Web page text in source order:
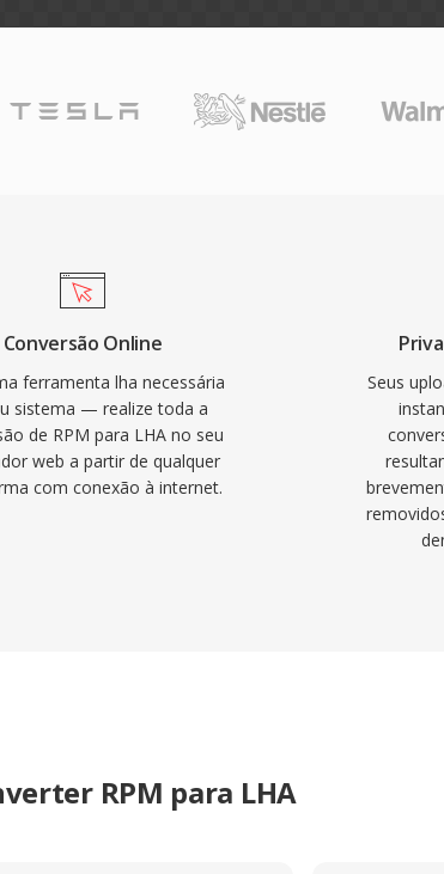
Conversão Online
ferramenta lha necessária
sistema — realize toda a
de RPM para LHA no seu
web a partir de qualquer
com conexão à internet.
Seus
RPM para LHA